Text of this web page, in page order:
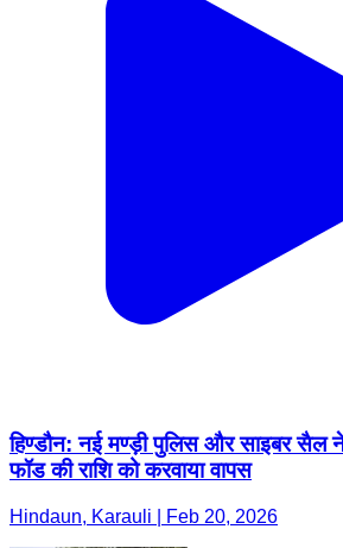
हिण्डौन: नई मण्ड़ी पुलिस और साइबर सैल
फॉड की राशि को करवाया वापस
Hindaun, Karauli | Feb 20, 2026